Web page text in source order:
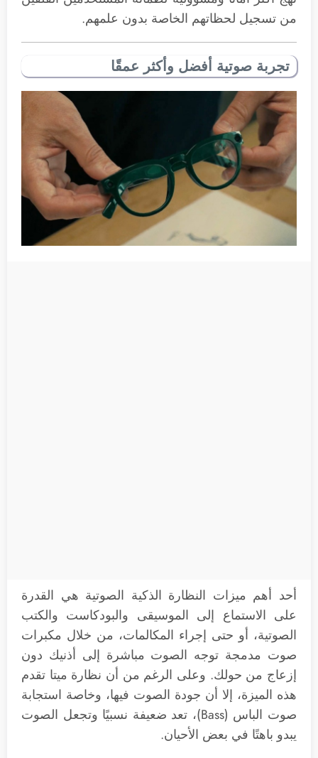
من تسجيل لحظاتهم الخاصة بدون علمهم.
تجربة صوتية أفضل وأكثر عمقًا
أحد أهم ميزات النظارة الذكية الصوتية هي القدرة
على الاستماع إلى الموسيقى والبودكاست والكتب
الصوتية، أو حتى إجراء المكالمات، من خلال مكبرات
صوت مدمجة توجه الصوت مباشرة إلى أذنيك دون
إزعاج من حولك. وعلى الرغم من أن نظارة ميتا تقدم
هذه الميزة، إلا أن جودة الصوت فيها، وخاصة استجابة
صوت الباس (Bass)، تعد ضعيفة نسبيًا وتجعل الصوت
يبدو باهتًا في بعض الأحيان.